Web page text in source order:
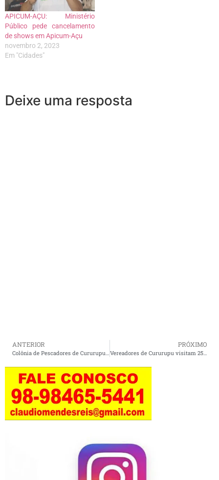
APICUM-AÇU: Ministério
Público pede cancelamento
de shows em Apicum-Açu
novembro 2, 2023
Em "Cidades"
Deixe uma resposta
ANTERIOR PRÓXIMO
Vereadores de Cururupu visitam 25º BPM e discutem estratégias para segurança pública